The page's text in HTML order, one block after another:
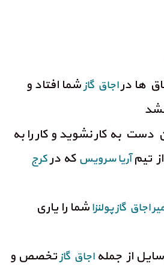
ها دراجاق گازشما افتاد و
به کار نشوید و کار را به
تیمآریا سرویس که درکرج
اجاق گازپولنزاشما را یاری
از جملهاجاق گازتخصص و